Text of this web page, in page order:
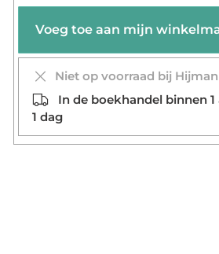
Niet op voorraad bij
In de boekhandel binnen 1
1 dag